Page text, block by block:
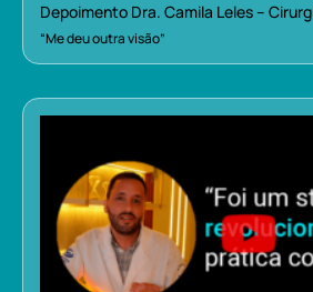
Depoimento Dra. Camila Leles –
“Me deu outra visão”